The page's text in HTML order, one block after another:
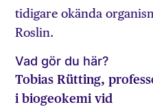
tidigare okända
Roslin.
Vad gör du här?
Tobias Rütting,
i biogeo­kemi vid